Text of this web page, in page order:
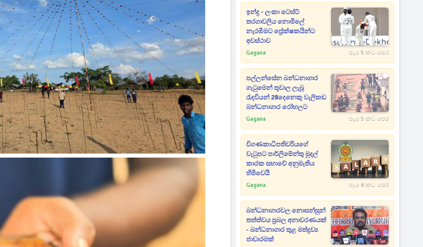
ඉන්දු - ලංකා ටෙස්ට්
තරගාවලිය නොමිලේ
නැරඹීමට ප්‍රේක්ෂකයින්ට
අවස්ථාව
Gagana පැය 5 කට පෙර
පල්ලන්සේන බන්ධනාගාර
ගැටුමෙන් තුවාල ලැබූ
රැඳවියන් 28දෙනෙකු වැලිකඩ
බන්ධනාගාර රෝහලට
Gagana පැය 5 කට පෙර
විගණකාධිපතිවරියගේ
වැටුපට පාර්ලිමේන්තු මුදල්
කාරක සභාවේ අනුමැතිය
හිමිවෙයි
Gagana පැය 6 කට පෙර
බන්ධනාගාරවල නොසන්සුන්
තත්ත්වය ප්‍රබල අනාවරණයක්
- බන්ධනාගාර තුළ මත්ද්‍රව්‍ය
ජාවාරමක්